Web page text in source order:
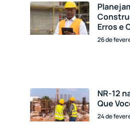
Erros e
26 de
NR-12
Que
24 de